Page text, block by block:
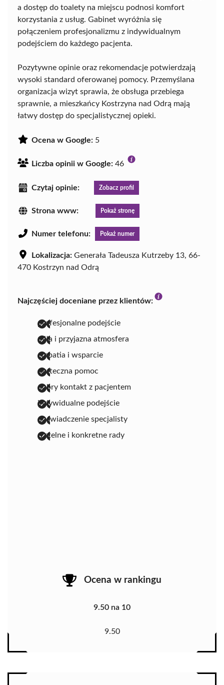
a dostęp do toalety na miejscu podnosi komfort
korzystania z usług. Gabinet wyróżnia się
połączeniem profesjonalizmu z indywidualnym
podejściem do każdego pacjenta.
Pozytywne opinie oraz rekomendacje potwierdzają
wysoki standard oferowanej pomocy. Przemyślana
organizacja wizyt sprawia, że obsługa przebiega
sprawnie, a mieszkańcy Kostrzyna nad Odrą mają
łatwy dostęp do specjalistycznej opieki.
Ocena w Google: 5
Liczba opinii w Google: 46
Czytaj opinie: Zobacz profil
Strona www: Pokaż stronę
Numer telefonu: Pokaż numer
Lokalizacja: Generała Tadeusza Kutrzeby 13, 66-
470 Kostrzyn nad Odrą
Najczęściej doceniane przez klientów:
profesjonalne podejście
miła i przyjazna atmosfera
empatia i wsparcie
skuteczna pomoc
dobry kontakt z pacjentem
indywidualne podejście
doświadczenie specjalisty
rzetelne i konkretne rady
Ocena w rankingu
9.50 na 10
9.50